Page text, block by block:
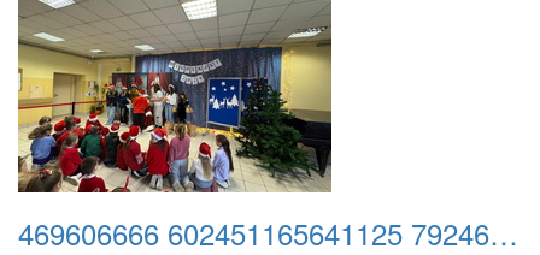
469606666 602451165641125 7924676469503161859 n